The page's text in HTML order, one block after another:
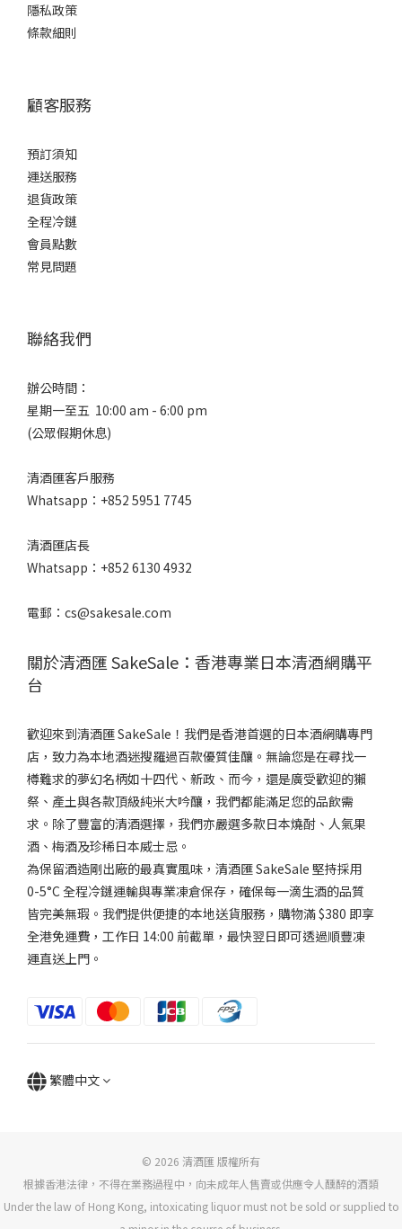
隱私政策
條款細則
顧客服務
預訂須知
運送服務
退貨政策
全程冷鏈
會員點數
常見問題
聯絡我們
辦公時間：
星期一至五 10:00 am - 6:00 pm
(公眾假期休息)
清酒匯客戶服務
Whatsapp：+852 5951 7745
清酒匯店長
Whatsapp：+852 6130 4932
電郵：cs@sakesale.com
關於清酒匯 SakeSale：香港專業日本清酒網購平
台
歡迎來到清酒匯 SakeSale！我們是香港首選的日本酒網購專門
店，致力為本地酒迷搜羅過百款優質佳釀。無論您是在尋找一
樽難求的夢幻名柄如十四代、新政、而今，還是廣受歡迎的獺
祭、產土與各款頂級純米大吟釀，我們都能滿足您的品飲需
求。除了豐富的清酒選擇，我們亦嚴選多款日本燒酎、人氣果
酒、梅酒及珍稀日本威士忌。
為保留酒造剛出廠的最真實風味，清酒匯 SakeSale 堅持採用
0-5°C 全程冷鏈運輸與專業凍倉保存，確保每一滴生酒的品質
皆完美無瑕。我們提供便捷的本地送貨服務，購物滿 $380 即享
全港免運費，工作日 14:00 前截單，最快翌日即可透過順豐凍
運直送上門。
繁體中文
© 2026 清酒匯 版權所有
根據香港法律，不得在業務過程中，向未成年人售賣或供應令人醺醉的酒類
Under the law of Hong Kong, intoxicating liquor must not be sold or supplied to